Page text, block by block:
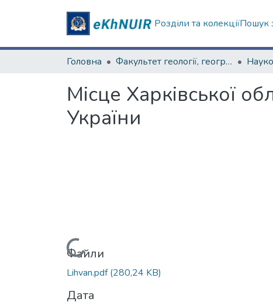
Розділи та колекціїПошук
Головна Факультет геології, географіії, рекреації і туризму
Місце Харківської
України
Вантажиться...
Файли
Lihvan.pdf(280,24 KB)
Дата